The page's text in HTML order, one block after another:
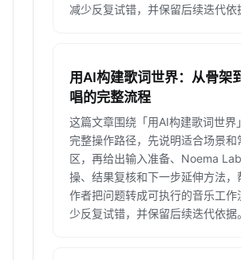
减少反复试错，并保留后续迭代依
用AI构建歌词世界：从骨架
唱的完整流程
这篇文章围绕「用AI构建歌词世界
完整操作路径，先说明适合场景和
区，再给出输入准备、Noema
操、结果复核和下一步延伸方法，
作者把问题转成可执行的音乐工作
少反复试错，并保留后续迭代依据。